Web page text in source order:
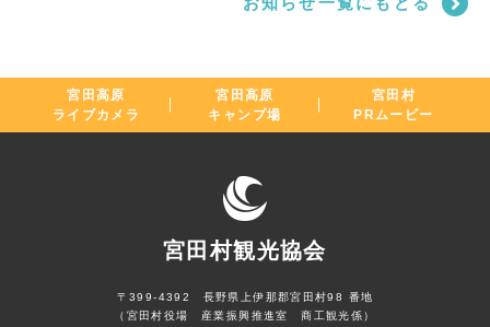
宮田高原
ライブカメラ
宮田高原
キャンプ場
宮田村
PRムービー
宮田村観光協会
〒399-4392 長野県上伊那郡宮田村98 番地
（宮田村役場 産業振興推進室 商工観光係）